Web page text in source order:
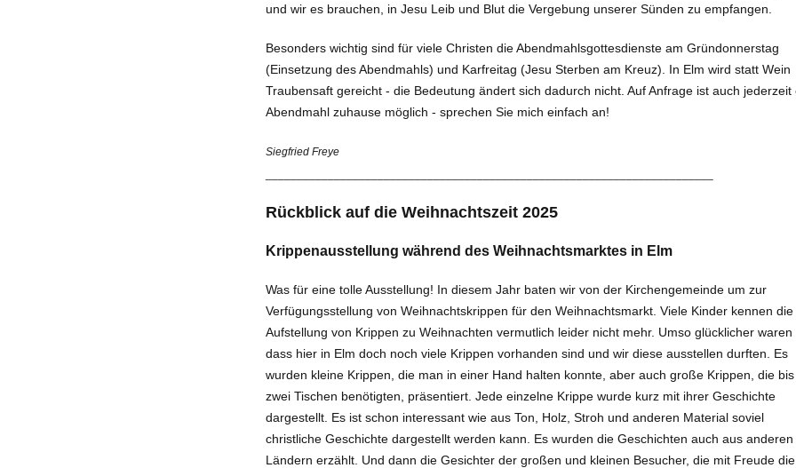
und wir es brauchen, in Jesu Leib und Blut die Vergebung unserer Sünden zu empfangen.
Besonders wichtig sind für viele Christen die Abendmahlsgottesdienste am Gründonnerstag
(Einsetzung des Abendmahls) und Karfreitag (Jesu Sterben am Kreuz). In Elm wird statt Wein
Traubensaft gereicht - die Be­deutung ändert sich dadurch nicht. Auf Anfrage ist auch jederzeit
Abendmahl zuhause möglich - spre­chen Sie mich einfach an!
Siegfried Freye
Rückblick auf die Weihnachtszeit 2025
Krippenausstellung während des Weihnachtsmarktes in Elm
Was für eine tolle Ausstellung! In diesem Jahr baten wir von der Kir­chengemeinde um zur
Verfügungs­stellung von Weihnachtskrippen für den Weihnachtsmarkt. Viele Kinder kennen die
Aufstellung von Krippen zu Weihnachten vermutlich leider nicht mehr. Umso glücklicher waren
dass hier in Elm doch noch viele Krippen vorhanden sind und wir diese ausstellen durften. Es
wurden kleine Krippen, die man in einer Hand halten konnte, aber auch große Krippen, die
zwei Tischen benötigten, prä­sentiert. Jede einzelne Krippe wurde kurz mit ihrer Geschichte
dargestellt. Es ist schon interessant wie aus Ton, Holz, Stroh und anderen Material so­viel
christliche Geschichte dargestellt werden kann. Es wurden die Ge­schichten auch aus anderen
Ländern erzählt. Und dann die Gesichter der großen und kleinen Besucher, die mit Freude die